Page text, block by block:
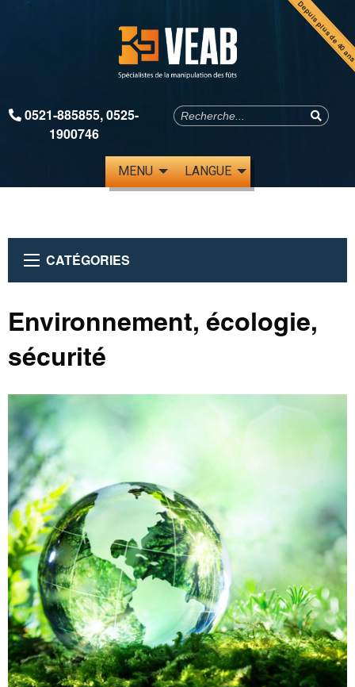
Depuis plus de
0521-885855,0525-
1900746
MENU LANGUE
CATÉGORIES
Environnement, écologie,
sécurité